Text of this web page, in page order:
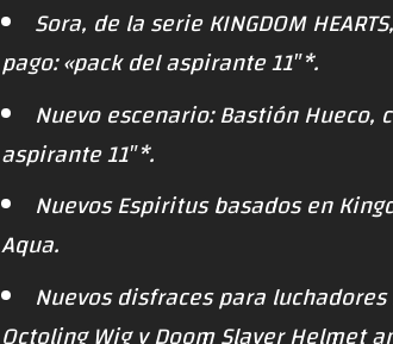
Sora, de la serie KINGDOM
pago: «pack del aspirante 11″*.
Nuevo escenario: Bastión
aspirante 11″*.
Nuevos Espiritus basados en
Aqua.
Nuevos disfraces para